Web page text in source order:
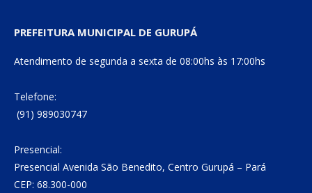
PREFEITURA MUNICIPAL DE GURUPÁ
Atendimento de segunda a sexta de 08:00hs às 17:00hs
Telefone:
(91) 989030747
Presencial:
Presencial Avenida São Benedito, Centro Gurupá – Pará
CEP: 68.300-000